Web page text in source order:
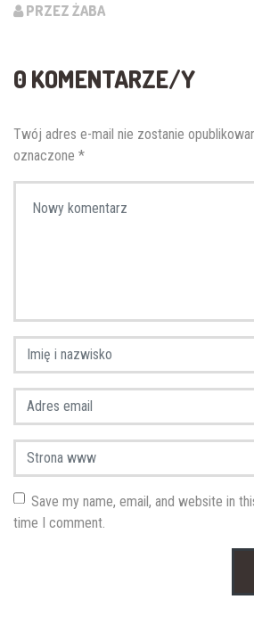
PRZEZ ŻABA
0 KOMENTARZE/Y
Twój adres e-mail nie zostanie
oznaczone *
Imię i nazwisko *
Adres email
Strona www
Save my name, email, and website in
time I comment.